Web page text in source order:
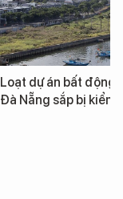
Loạt dự án bất động
Đà Nẵng sắp bị kiểm